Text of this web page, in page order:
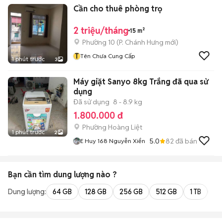
1 phút trước 3
Cần cho thuê phòng trọ
2 triệu/tháng 15 m²
Phường 10 (P. Chánh Hưng mới)
T Tên Chưa Cung Cấp
1 phút trước 2
Máy giặt Sanyo 8kg Trắng đã qua sử
dụng
Đã sử dụng 8 - 8.9 kg
1.800.000 đ
Phường Hoàng Liệt
E Huy 168 Nguyễn Xiển 5.0 82 đã bán
Bạn cần tìm dung lượng nào ?
Dung lượng: 64 GB 128 GB 256 GB 512 GB 1 TB